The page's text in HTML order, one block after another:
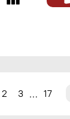
2 3 … 17